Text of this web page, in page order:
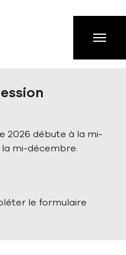
2026 débute à la mi-
mi-décembre.
le formulaire